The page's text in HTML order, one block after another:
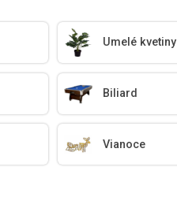
Umelé kvetiny
Biliard
Vianoce